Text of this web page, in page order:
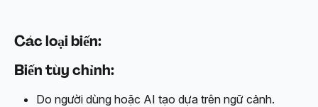
Các loại biến:
Biến tùy chỉnh:
Do người dùng hoặc AI tạo dựa trên ngữ cảnh.